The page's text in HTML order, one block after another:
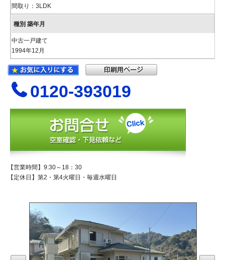
間取り：3LDK
中古一戸建て
1994年12月
0120-393019
【営業時間】9:30～18：30
【定休日】第2・第4火曜日・毎週水曜日